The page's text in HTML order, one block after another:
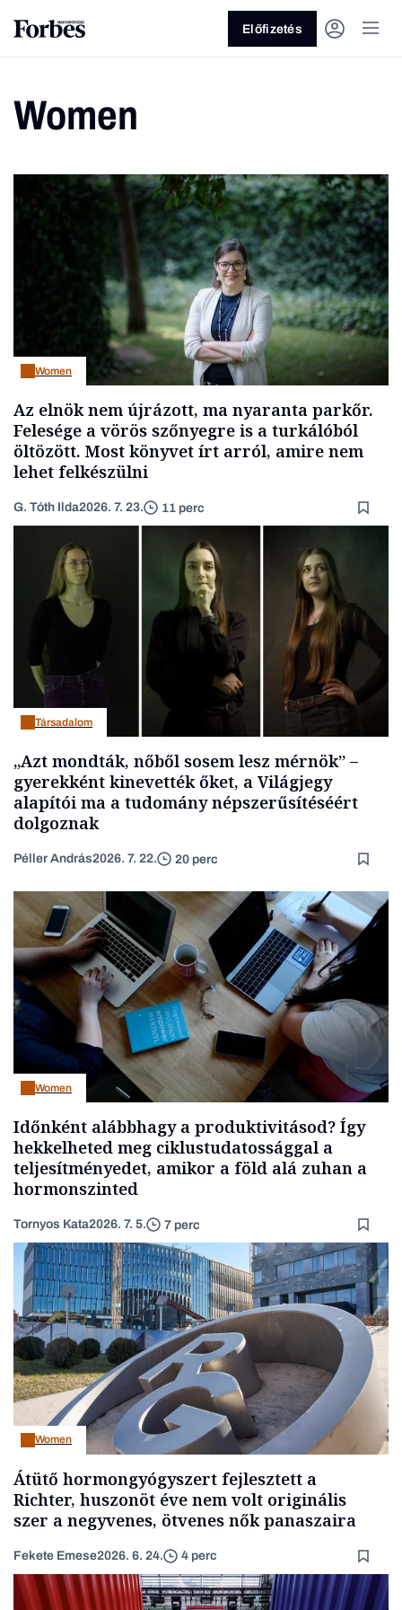
Vagy fedezze fel a következő
témákat
Üzlet Pénz Zöld Legyél jobb!
Előfizetés
Women
Women
Az elnök nem újrázott, ma nyaranta parkőr.
Felesége a vörös szőnyegre is a turkálóból
öltözött. Most könyvet írt arról, amire nem
lehet felkészülni
G. Tóth Ilda2026. 7. 23. 11 perc
Társadalom
„Azt mondták, nőből sosem lesz mérnök” –
gyerekként kinevették őket, a Világjegy
alapítói ma a tudomány népszerűsítéséért
dolgoznak
Péller András2026. 7. 22. 20 perc
Women
Időnként alábbhagy a produktivitásod? Így
hekkelheted meg ciklustudatossággal a
teljesítményedet, amikor a föld alá zuhan a
hormonszinted
Tornyos Kata2026. 7. 5. 7 perc
Women
Átütő hormongyógyszert fejlesztett a
Richter, huszonöt éve nem volt originális
szer a negyvenes, ötvenes nők panaszaira
Fekete Emese2026. 6. 24. 4 perc